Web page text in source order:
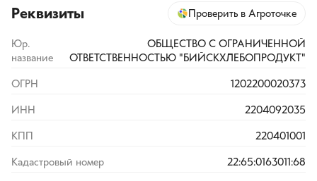
Реквизиты Проверить в Агроточке
Юр.
название
ОБЩЕСТВО С ОГРАНИЧЕННОЙ
ОТВЕТСТВЕННОСТЬЮ "БИЙСКХЛЕБОПРОДУКТ"
ОГРН 1202200020373
ИНН 2204092035
КПП 220401001
Кадастровый номер 22:65:0163011:68